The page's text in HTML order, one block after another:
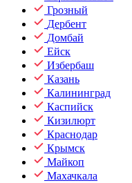
Грозный
Дербент
Домбай
Ейск
Избербаш
Казань
Калининград
Каспийск
Кизилюрт
Краснодар
Крымск
Майкоп
Махачкала